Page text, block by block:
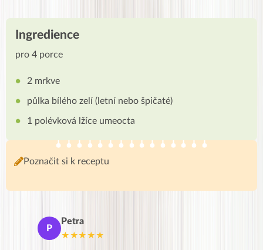
Ingredience
pro 4 porce
2 mrkve
půlka bílého zelí (letní nebo špičaté)
1 polévková lžíce umeocta
Poznačit si k receptu
P
Petra
★★★★★